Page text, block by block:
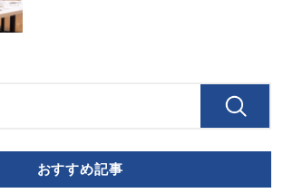
おすすめ記事